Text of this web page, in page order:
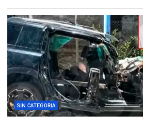
SIN CATEGORIA